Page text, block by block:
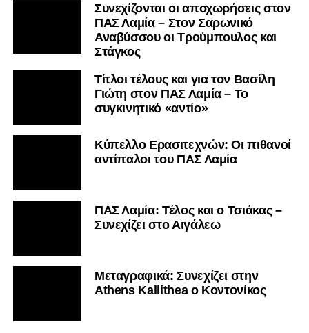
Συνεχίζονται οι αποχωρήσεις στον
ΠΑΣ Λαμία – Στον Σαρωνικό
Αναβύσσου οι Τρούμπουλος και
Στάγκος
Τίτλοι τέλους και για τον Βασίλη
Γιώτη στον ΠΑΣ Λαμία – Το
συγκινητικό «αντίο»
Κύπελλο Ερασιτεχνών: Οι πιθανοί
αντίπαλοι του ΠΑΣ Λαμία
ΠΑΣ Λαμία: Τέλος και ο Τσιάκας –
Συνεχίζει στο Αιγάλεω
Mεταγραφικά: Συνεχίζει στην
Athens Kallithea ο Κοντονίκος